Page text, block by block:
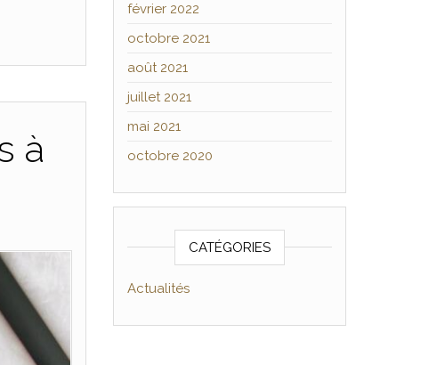
à
février 2022
octobre 2021
août 2021
juillet 2021
mai 2021
octobre 2020
CATÉGORIES
Actualités